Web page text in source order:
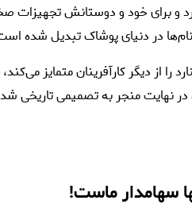
و برای خود و دوستانش تجهیزات
در دنیای پوشاکتبدیل شده
را از دیگر کارآفرینان متمایز
در نهایت منجر به تصمیمی تاریخی
سهامدار ماست!